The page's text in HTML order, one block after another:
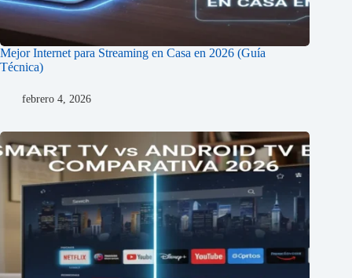
Mejor Internet para Streaming en Casa en 2026 (Guía
Técnica)
febrero 4, 2026